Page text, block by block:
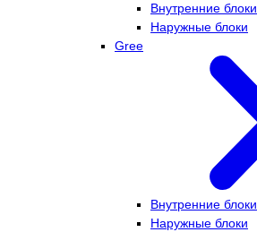
Внутренние блоки
Наружные блоки
Gree
Внутренние блоки
Наружные блоки